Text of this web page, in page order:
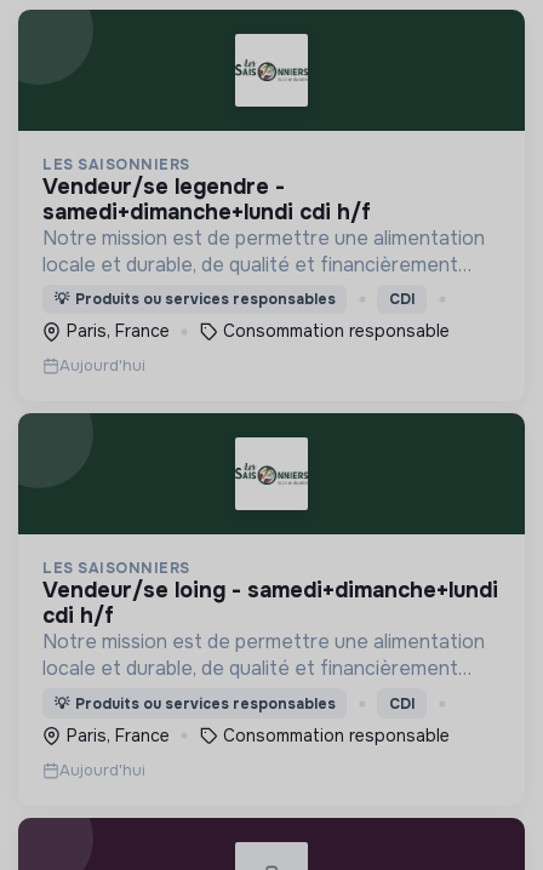
LES SAISONNIERS
vendeur/se legendre -
samedi+dimanche+lundi cdi h/f
Notre mission est de permettre une alimentation
locale et durable, de qualité et financièrement
abordable.
💡 Produits ou services responsables CDI
Paris, France Consommation responsable
Aujourd'hui
LES SAISONNIERS
vendeur/se loing - samedi+dimanche+lundi
cdi h/f
Notre mission est de permettre une alimentation
locale et durable, de qualité et financièrement
abordable.
💡 Produits ou services responsables CDI
Paris, France Consommation responsable
Aujourd'hui